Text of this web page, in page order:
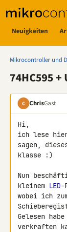
Neuigkeiten
Mikrocontroller und
74HC595
C ChrisGast
Hi,
ich lese hier
sagen,
klasse :)
Nun
kleinem LED-
wobei ich
Gelesen
verkraften